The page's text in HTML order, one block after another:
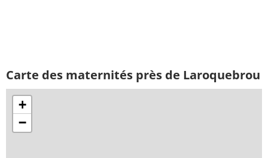
Carte des maternités près de Laroquebrou
+
−